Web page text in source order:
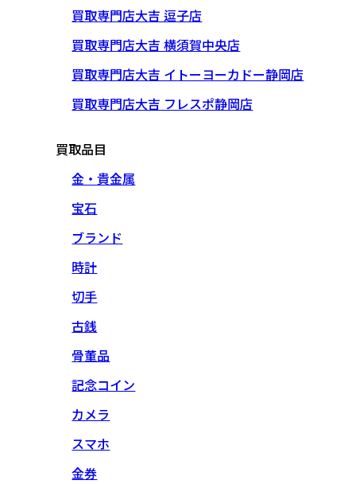
買取専門店大吉 逗子店
買取専門店大吉 横須賀中央店
買取専門店大吉 イトーヨーカドー静岡店
買取専門店大吉 フレスポ静岡店
買取品目
金・貴金属
宝石
ブランド
時計
切手
古銭
骨董品
記念コイン
カメラ
スマホ
金券